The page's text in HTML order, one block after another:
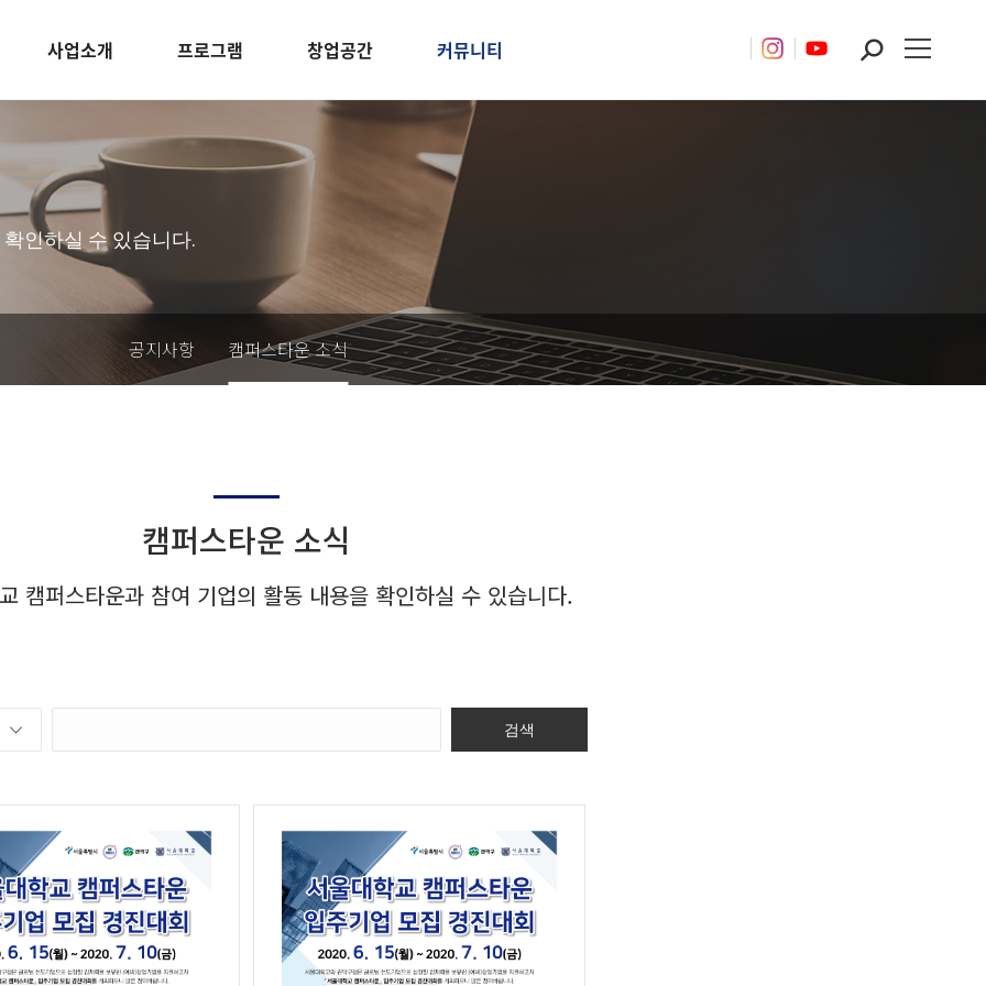
사업소개 프로그램 창업공간 커뮤니티 Search:
인하실 수 있습니다.
공지사항 캠퍼스타운 소식
캠퍼스타운 소식
캠퍼스타운과 참여 기업의 활동 내용을 확인하실 수 있습니다.
검색